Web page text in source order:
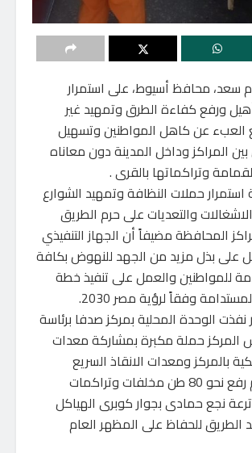
سعد، محافظ أسيوط، على استمرار
ورفع كفاءة الطرق وتمهيد غير
العبء عن كاهل المواطنين وتسهيل
بين المراكز وداخل المدينة دون معاناه
وتراكماتها بالقرى .
استمرار حملات النظافة وتمهيد الشوارع
والتعديات على حرم الطريق
المحافظة مضيفاً أن الجهاز التنفيذي
على بذل مزيد من الجهد للنهوض بكافة
للمواطنين والعمل على تنفيذ خطة
وفقاً لرؤية مصر 2030.
الوحدة المحلية بمركز صدفا برئاسة
المركز حملة مكبرة بمشاركة معدات
بالمركز ومعدات الانقاذ السريع
بالمحافظة وتم رفع نحو 80 طن مخلفات وتراكمات
نجع حمادى بجوار كوبرى الهياكل
الطريق للحفاظ على المظهر العام